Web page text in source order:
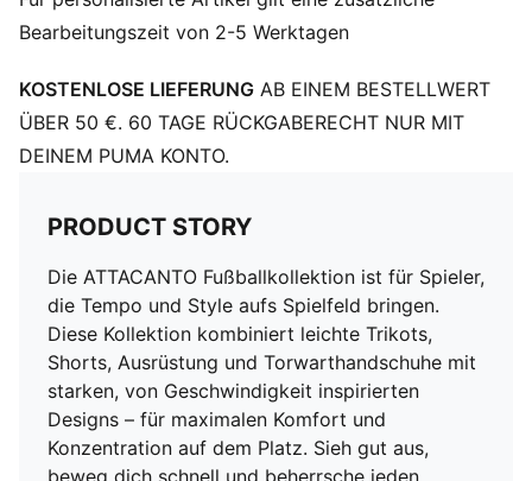
Bearbeitungszeit von 2-5 Werktagen
KOSTENLOSE LIEFERUNG AB EINEM BESTELLWERT
ÜBER 50 €. 60 TAGE RÜCKGABERECHT NUR MIT
DEINEM PUMA KONTO.
PRODUCT STORY
Die ATTACANTO Fußballkollektion ist für Spieler,
die Tempo und Style aufs Spielfeld bringen.
Diese Kollektion kombiniert leichte Trikots,
Shorts, Ausrüstung und Torwarthandschuhe mit
starken, von Geschwindigkeit inspirierten
Designs – für maximalen Komfort und
Konzentration auf dem Platz. Sieh gut aus,
beweg dich schnell und beherrsche jeden